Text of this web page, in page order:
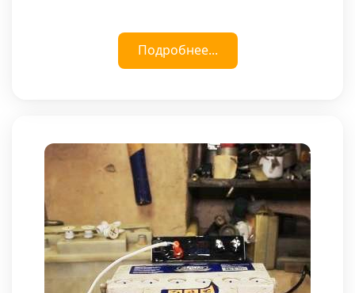
Подробнее...